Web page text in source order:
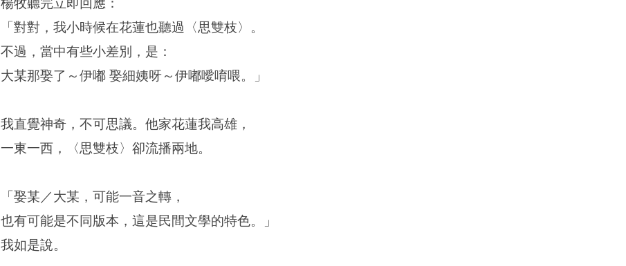
楊牧聽完立即回應：
「對對，我小時候在花蓮也聽過〈思雙枝〉。
不過，當中有些小差別，是：
大某那娶了～伊嘟 娶細姨呀～伊嘟噯唷喂。」
我直覺神奇，不可思議。他家花蓮我高雄，
一東一西，〈思雙枝〉卻流播兩地。
「娶某／大某，可能一音之轉，
也有可能是不同版本，這是民間文學的特色。」
我如是說。